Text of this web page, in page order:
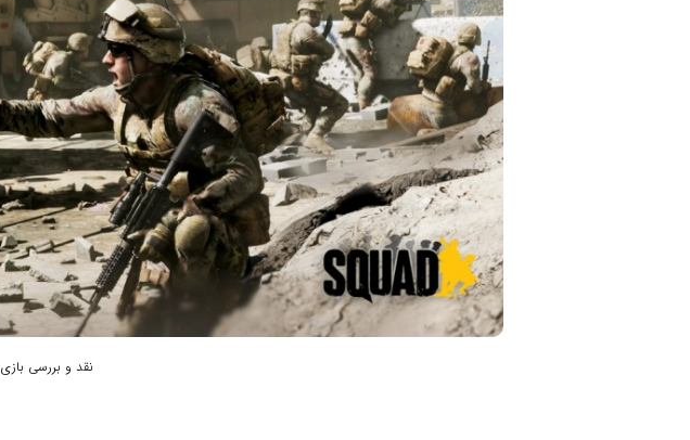
نقد و بررسی بازی Squad - بازی آنلاین شوتر Squad